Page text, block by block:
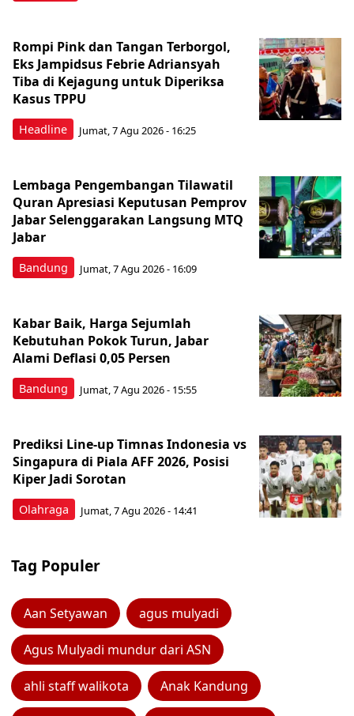
Headline
Rompi Pink dan Tangan Terborgol,
Eks Jampidsus Febrie Adriansyah
Tiba di Kejagung untuk Diperiksa
Kasus TPPU
Jumat, 7 Agu 2026 - 16:25
Bandung
Lembaga Pengembangan Tilawatil
Quran Apresiasi Keputusan Pemprov
Jabar Selenggarakan Langsung MTQ
Jabar
Jumat, 7 Agu 2026 - 16:09
Bandung
Kabar Baik, Harga Sejumlah
Kebutuhan Pokok Turun, Jabar
Alami Deflasi 0,05 Persen
Jumat, 7 Agu 2026 - 15:55
Olahraga
Prediksi Line-up Timnas Indonesia vs
Singapura di Piala AFF 2026, Posisi
Kiper Jadi Sorotan
Jumat, 7 Agu 2026 - 14:41
Tag Populer
Aan Setyawan agus mulyadi
Agus Mulyadi mundur dari ASN
ahli staff walikota Anak Kandung